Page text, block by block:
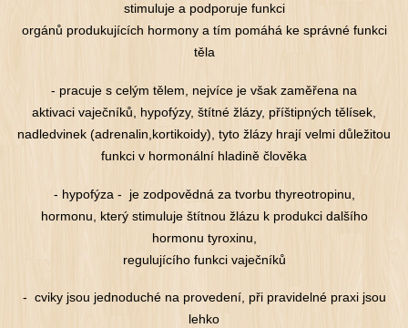
stimuluje a podporuje funkci
orgánů produkujících hormony a tím pomáhá ke správné funkci
těla
- pracuje s celým tělem, nejvíce je však zaměřena na
aktivaci vaječníků, hypofýzy, štítné žlázy, příštipných tělísek,
nadledvinek (adrenalin,kortikoidy), tyto žlázy hrají velmi důležitou
funkci v hormonální hladině člověka
- hypofýza - je zodpovědná za tvorbu thyreotropinu,
hormonu, který stimuluje štítnou žlázu k produkci dalšího
hormonu tyroxinu,
regulujícího funkci vaječníků
- cviky jsou jednoduché na provedení, při pravidelné praxi jsou
lehko